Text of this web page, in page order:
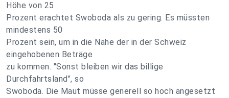
Höhe von 25
Prozent erachtet Swoboda als zu gering. Es müssten
mindestens 50
Prozent sein, um in die Nähe der in der Schweiz
eingehobenen Beträge
zu kommen. "Sonst bleiben wir das billige
Durchfahrtsland", so
Swoboda. Die Maut müsse generell so hoch angesetzt